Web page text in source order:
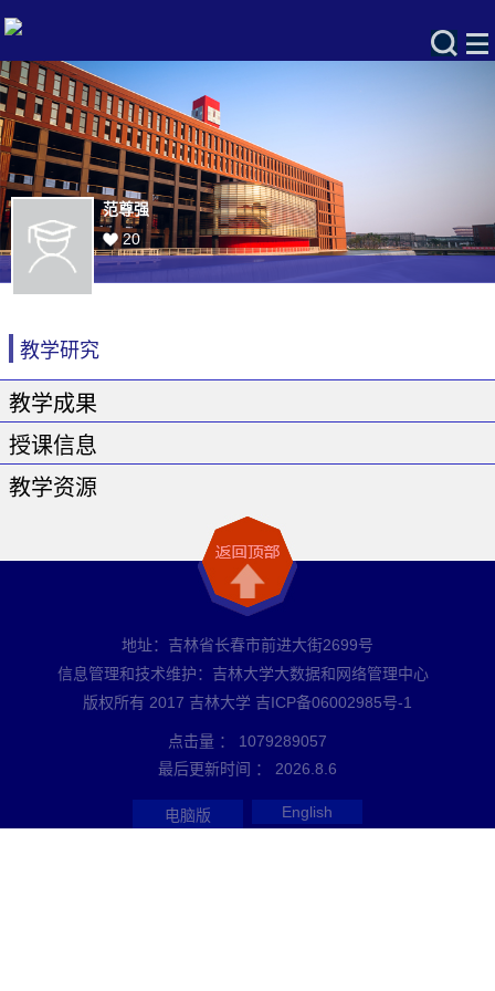
范尊强
20
教学研究
教学成果
授课信息
教学资源
地址：吉林省长春市前进大街2699号
信息管理和技术维护：吉林大学大数据和网络管理中心
版权所有 2017 吉林大学 吉ICP备06002985号-1
点击量 ： 1079289057
最后更新时间 ： 2026 8 6
电脑版 English